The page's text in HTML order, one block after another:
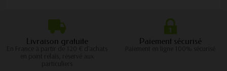
Livraison gratuite
En France à partir de 120 € d'achats
Paiement sécurisé